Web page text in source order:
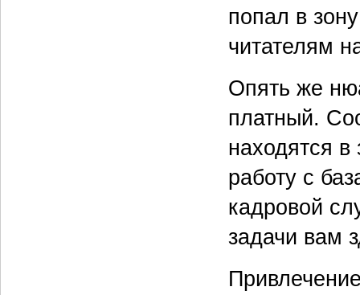
попал в
читателям
Опять же
платный.
находятся в
работу с
кадровой
задачи вам